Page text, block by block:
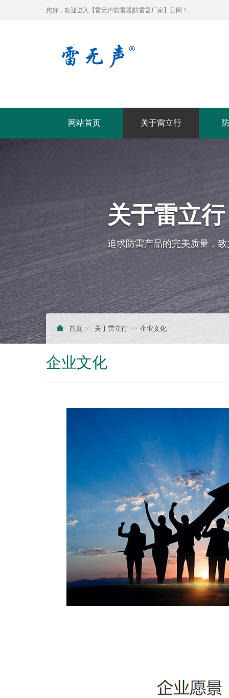
您好，欢迎进入【雷无声防雷器|防雷器厂家】官网！
网站首页 关于雷立行
关于雷立行
追求防雷产品的完美质量，
首页 关于雷立行 企业文化
企业文化